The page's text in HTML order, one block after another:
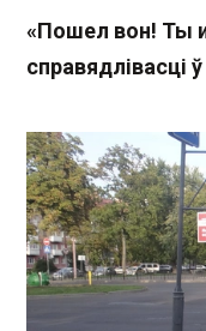
«Пошел вон! Ты
справядлівасці